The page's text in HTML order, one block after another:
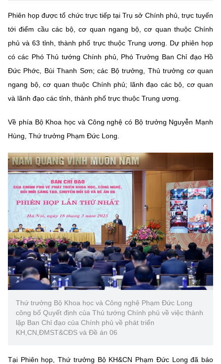
Vietnamese English
BỘ KHOA HỌC VÀ CÔNG NGHỆ
MINISTRY OF SCIENCE AND TECHNOLOGY
Điều khoản sử dụng Theo dõi MST: Góp ý
Cơ quan chủ quản: Bộ Khoa học và Công nghệ (MST)
Giám đốc Trung tâm Truyền thông Khoa học và Công nghệ.
Liên hệ
Địa chỉ: Ban Biên tập Cổng TTĐT - 18 Nguyễn Du, TP. Hà Nội
Điện thoại: 024 3936 9506
Email:stc@mst.gov.vn
©2026 Bản quyền thuộc Bộ Khoa Học và Công Nghệ
(Ghi rõ nguồn "https://mst.gov.vn" khi phát hành lại thông tin từ
website này)
Phiên họp được tổ chức trực tiếp tại Trụ sở Chính phủ, trực tuyến
tới điểm cầu các bộ, cơ quan ngang bộ, cơ quan thuộc Chính
phủ và 63 tỉnh, thành phố trực thuộc Trung ương. Dự phiên họp
có các Phó Thủ tướng Chính phủ, Phó Trưởng Ban Chỉ đạo Hồ
Đức Phớc, Bùi Thanh Sơn; các Bộ trưởng, Thủ trưởng cơ quan
ngang bộ, cơ quan thuộc Chính phủ; lãnh đạo các bộ, cơ quan
và lãnh đạo các tỉnh, thành phố trực thuộc Trung ương.
Về phía Bộ Khoa học và Công nghệ có Bộ trưởng Nguyễn Mạnh
Hùng, Thứ trưởng Phạm Đức Long.
Thứ trưởng Bộ Khoa học và Công nghệ Phạm Đức Long
công bố Quyết định của Thủ tướng Chính phủ về việc thành
lập Ban Chỉ đạo của Chính phủ về phát triển
KH,CN,ĐMST&CĐS và Đề án 06
Tại Phiên họp, Thứ trưởng Bộ KH&CN Phạm Đức Long đã báo